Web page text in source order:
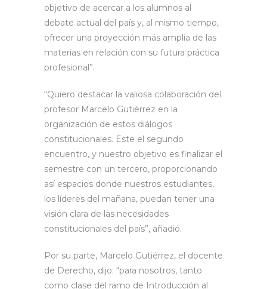
objetivo de acercar a los alumnos al
debate actual del país y, al mismo tiempo,
ofrecer una proyección más amplia de las
materias en relación con su futura práctica
profesional”.
“Quiero destacar la valiosa colaboración del
profesor Marcelo Gutiérrez en la
organización de estos diálogos
constitucionales. Este el segundo
encuentro, y nuestro objetivo es finalizar el
semestre con un tercero, proporcionando
así espacios donde nuestros estudiantes,
los líderes del mañana, puedan tener una
visión clara de las necesidades
constitucionales del país”, añadió.
Por su parte, Marcelo Gutiérrez, el docente
de Derecho, dijo: “para nosotros, tanto
como clase del ramo de Introducción al